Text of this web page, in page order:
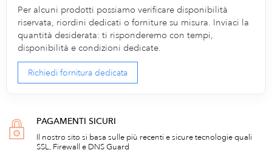
Per alcuni prodotti possiamo verificare disponibilità
riservata, riordini dedicati o forniture su misura. Inviaci la
quantità desiderata: ti risponderemo con tempi,
disponibilità e condizioni dedicate.
Richiedi fornitura dedicata
PAGAMENTI SICURI
Il nostro sito si basa sulle più recenti e sicure tecnologie quali
SSL, Firewall e DNS Guard